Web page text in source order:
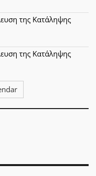
της Κατάληψης
της Κατάληψης